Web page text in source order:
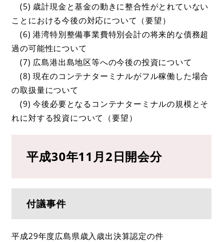
(5) 歳計現金と基金の動きに整合性がとれていない
ことにおける今後の対応について（要望）
(6) 港湾特別整備事業費特別会計の将来的な債務超
過の可能性について
(7) 広島港出島地区等への今後の投資について
(8) 現在のコンテナターミナルがフル稼働した場合
の取扱量について
(9) 今後必要となるコンテナターミナルの規模とそ
れに対する投資について（要望）
平成30年11月2日開会分
付議事件
平成29年度広島県歳入歳出決算認定の件